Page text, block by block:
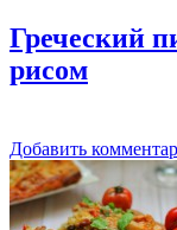
Греческий
рисом
Добавить